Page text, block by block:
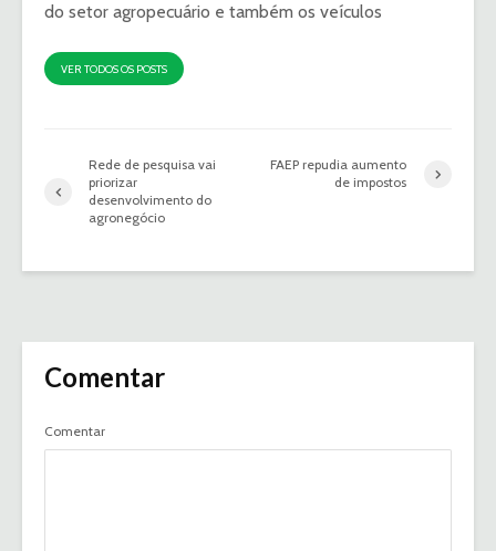
do setor agropecuário e também os veículos
VER TODOS OS POSTS
Rede de pesquisa vai
priorizar
desenvolvimento do
agronegócio
FAEP repudia aumento
de impostos
Comentar
Comentar